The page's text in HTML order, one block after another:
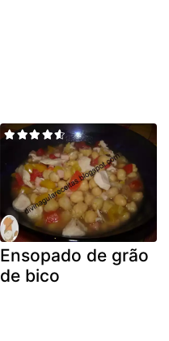
Ensopado de grão
de bico